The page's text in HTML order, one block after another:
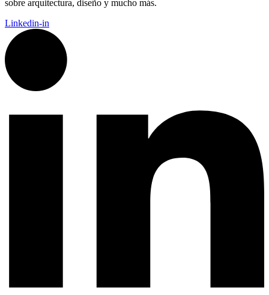
sobre arquitectura, diseño y mucho más.
Linkedin-in